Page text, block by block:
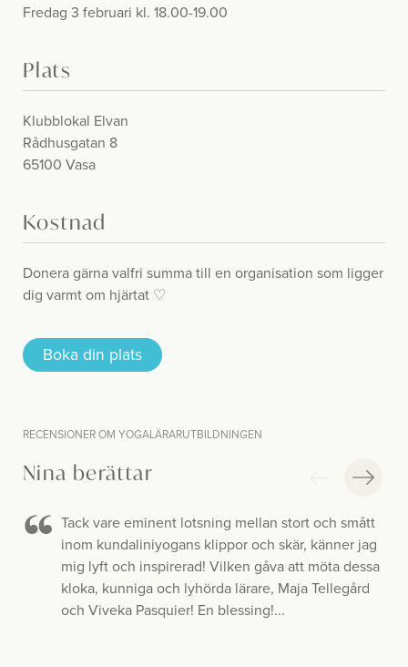
Fredag 3 februari kl. 18.00-19.00
Plats
Klubblokal Elvan
Rådhusgatan 8
65100 Vasa
Kostnad
Donera gärna valfri summa till en organisation som ligger
dig varmt om hjärtat ♡
Boka din plats
RECENSIONER OM YOGALÄRARUTBILDNINGEN
Nina berättar
Tack vare eminent lotsning mellan stort och smått
inom kundaliniyogans klippor och skär, känner jag
mig lyft och inspirerad! Vilken gåva att möta dessa
kloka, kunniga och lyhörda lärare, Maja Tellegård
och Viveka Pasquier! En blessing!...